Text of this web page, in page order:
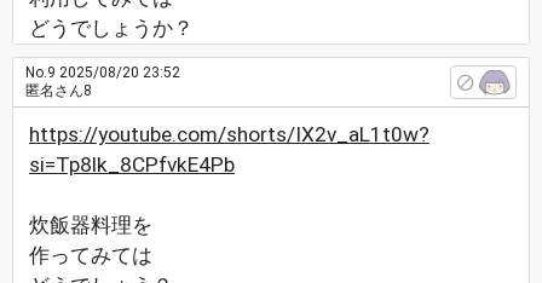
どうでしょうか？
No.9 2025/08/20 23:52
匿名さん8
https://youtube.com/shorts/IX2v_aL1t0w?
si=Tp8lk_8CPfvkE4Pb
炊飯器料理を
作ってみては